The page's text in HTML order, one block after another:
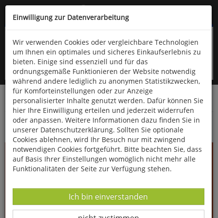
Kompletten Head der Seite überspringen
oder (06766) 9323-960
Startseite Bücher Biologie allgemein Zoologie
Wildtiermanagement
Einwilligung zur Datenverarbeitung
Wir verwenden Cookies oder vergleichbare Technologien
um Ihnen ein optimales und sicheres Einkaufserlebnis zu
bieten. Einige sind essenziell und für das
ordnungsgemäße Funktionieren der Website notwendig
während andere lediglich zu anonymen Statistikzwecken,
für Komforteinstellungen oder zur Anzeige
personalisierter Inhalte genutzt werden. Dafür können Sie
hier Ihre Einwilligung erteilen und jederzeit widerrufen
oder anpassen. Weitere Informationen dazu finden Sie in
unserer Datenschutzerklärung. Sollten Sie optionale
Cookies ablehnen, wird Ihr Besuch nur mit zwingend
notwendigen Cookies fortgeführt. Bitte beachten Sie, dass
auf Basis Ihrer Einstellungen womöglich nicht mehr alle
Funktionalitäten der Seite zur Verfügung stehen.
Datenverarbeitung -
Ich bin einverstanden